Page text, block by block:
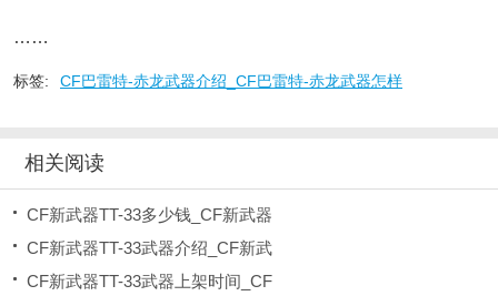
……
标签: CF巴雷特-赤龙武器介绍_CF巴雷特-赤龙武器怎样
相关阅读
CF新武器TT-33多少钱_CF新武器
CF新武器TT-33武器介绍_CF新武
CF新武器TT-33武器上架时间_CF